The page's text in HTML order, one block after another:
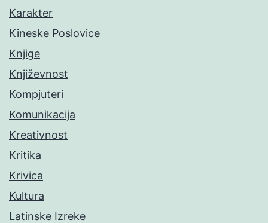
Karakter
Kineske Poslovice
Knjige
Književnost
Kompjuteri
Komunikacija
Kreativnost
Kritika
Krivica
Kultura
Latinske Izreke